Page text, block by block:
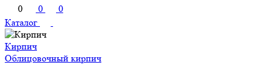
0 0
0
Каталог
Кирпич
Облицовочный кирпич